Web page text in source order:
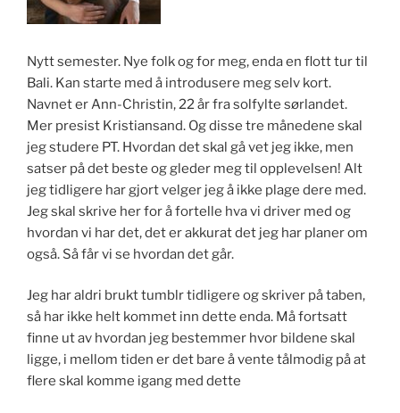
Nytt semester. Nye folk og for meg, enda en flott tur til
Bali. Kan starte med å introdusere meg selv kort.
Navnet er Ann-Christin, 22 år fra solfylte sørlandet.
Mer presist Kristiansand. Og disse tre månedene skal
jeg studere PT. Hvordan det skal gå vet jeg ikke, men
satser på det beste og gleder meg til opplevelsen! Alt
jeg tidligere har gjort velger jeg å ikke plage dere med.
Jeg skal skrive her for å fortelle hva vi driver med og
hvordan vi har det, det er akkurat det jeg har planer om
også. Så får vi se hvordan det går.
Jeg har aldri brukt tumblr tidligere og skriver på taben,
så har ikke helt kommet inn dette enda. Må fortsatt
finne ut av hvordan jeg bestemmer hvor bildene skal
ligge, i mellom tiden er det bare å vente tålmodig på at
flere skal komme igang med dette